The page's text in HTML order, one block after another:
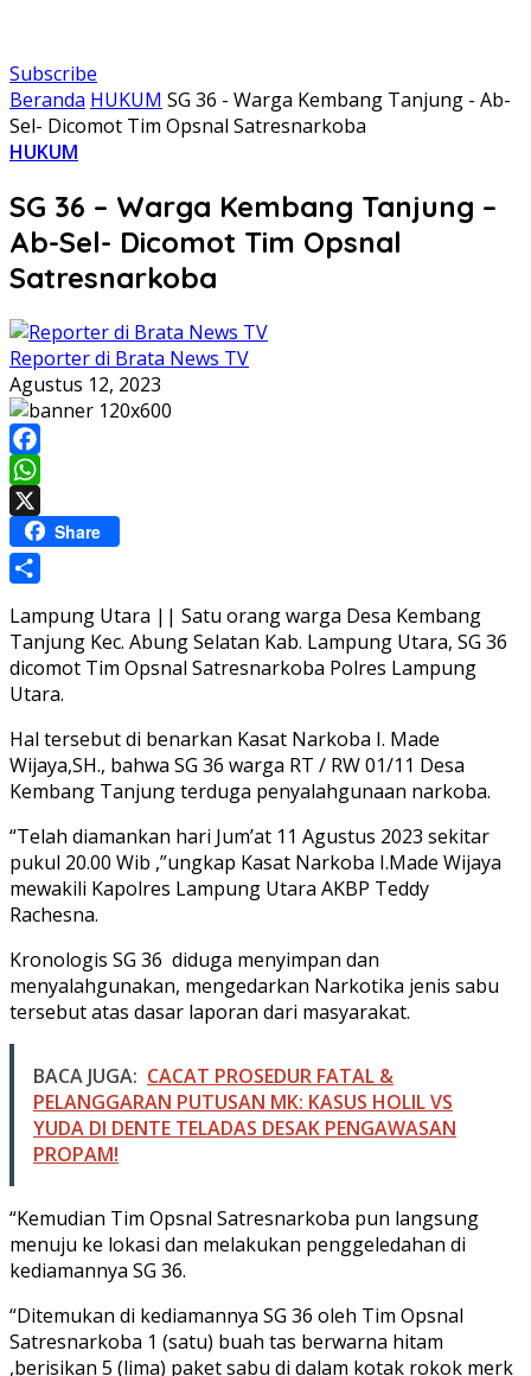
Subscribe
Beranda HUKUM SG 36 - Warga Kembang Tanjung - Ab-
Sel- Dicomot Tim Opsnal Satresnarkoba
HUKUM
SG 36 – Warga Kembang Tanjung –
Ab-Sel- Dicomot Tim Opsnal
Satresnarkoba
Reporter di Brata News TV
Agustus 12, 2023
Facebook
WhatsApp
Share
Lampung Utara || Satu orang warga Desa Kembang
Tanjung Kec. Abung Selatan Kab. Lampung Utara, SG 36
dicomot Tim Opsnal Satresnarkoba Polres Lampung
Utara.
Hal tersebut di benarkan Kasat Narkoba I. Made
Wijaya,SH., bahwa SG 36 warga RT / RW 01/11 Desa
Kembang Tanjung terduga penyalahgunaan narkoba.
“Telah diamankan hari Jum’at 11 Agustus 2023 sekitar
pukul 20.00 Wib ,”ungkap Kasat Narkoba I.Made Wijaya
mewakili Kapolres Lampung Utara AKBP Teddy
Rachesna.
Kronologis SG 36 diduga menyimpan dan
menyalahgunakan, mengedarkan Narkotika jenis sabu
tersebut atas dasar laporan dari masyarakat.
BACA JUGA: CACAT PROSEDUR FATAL &
PELANGGARAN PUTUSAN MK: KASUS HOLIL VS
YUDA DI DENTE TELADAS DESAK PENGAWASAN
PROPAM!
“Kemudian Tim Opsnal Satresnarkoba pun langsung
menuju ke lokasi dan melakukan penggeledahan di
kediamannya SG 36.
“Ditemukan di kediamannya SG 36 oleh Tim Opsnal
Satresnarkoba 1 (satu) buah tas berwarna hitam
,berisikan 5 (lima) paket sabu di dalam kotak rokok merk